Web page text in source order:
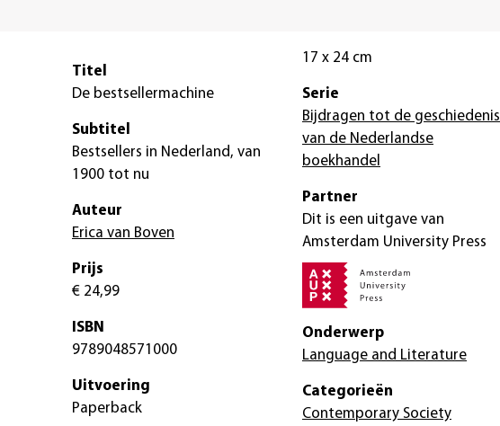
Titel
De bestsellermachine
Subtitel
Bestsellers in Nederland, van
1900 tot nu
Auteur
Erica van Boven
Prijs
€ 24,99
ISBN
9789048571000
Uitvoering
Paperback
17 x 24 cm
Serie
Bijdragen tot de geschiedenis
van de Nederlandse
boekhandel
Partner
Dit is een uitgave van
Amsterdam University Press
Onderwerp
Language and Literature
Categorieën
Contemporary Society